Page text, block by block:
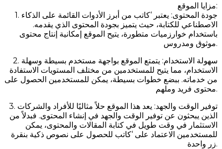
مزايا الموقع:
1. جودة المحتوى: يعتبر ‘كاتب من أبرز الأدوات القائمة على الذكاء
الاصطناعي للكتابة، حيث يتميز بجودة المحتوى الذي يقدمه.
باستخدام خوارزميات متطورة، يتيح الموقع إمكانية إنتاج محتوى
موثوق ومدروس.
2. سهولة الاستخدام: يتمتع الموقع بواجهة مستخدم بسيطة وسهلة
الاستخدام، مما يتيح للمستخدمين من مختلف المستويات الاستفادة
من خدماته. ببضع خطوات بسيطة، يمكن للمستخدمين الحصول على
محتوى فريد وملهم.
3. توفير الوقت والجهد: يعد هذا الموقع حلاً مثاليًا للأفراد والشركات
الذين يبحثون عن توفير الوقت والجهد في إنشاء المحتوى. فبدلاً من
الاستثمار في وقت طويل في كتابة المقالات والمحتوى، يمكن
للمستخدمين الاعتماد على ‘كاتب للحصول على نصوص ذكية بنقرة
زر واحدة.